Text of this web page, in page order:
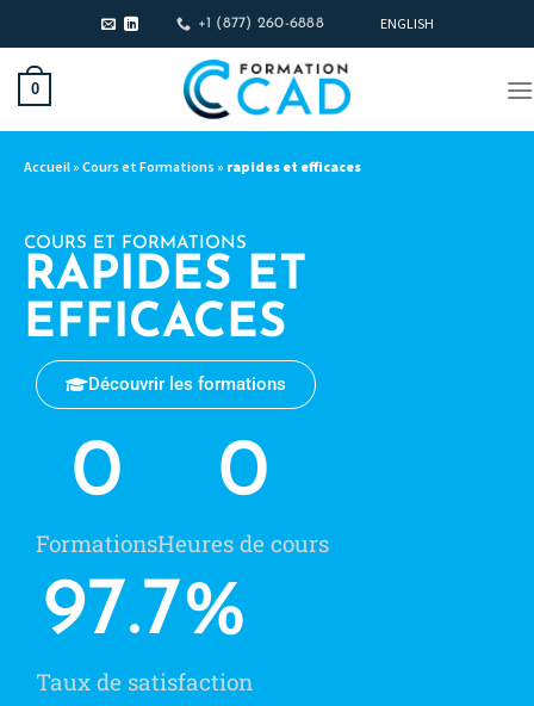
+1 (877) 260-6888 ENGLISH
0
Accueil » Cours et Formations » rapides et efficaces
COURS ET FORMATIONS
RAPIDES ET
EFFICACES
Découvrir les formations
Formations
0
Heures de cours
0
Taux de satisfaction
97.7%